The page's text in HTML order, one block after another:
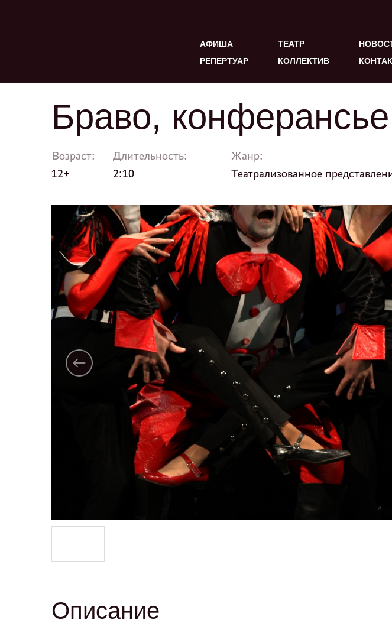
АФИША
РЕПЕРТУАР
ТЕАТР
КОЛЛЕКТИВ
Браво,
Возраст:
12+
Длительность:
2:10
Жанр:
Театрализованное
Описание